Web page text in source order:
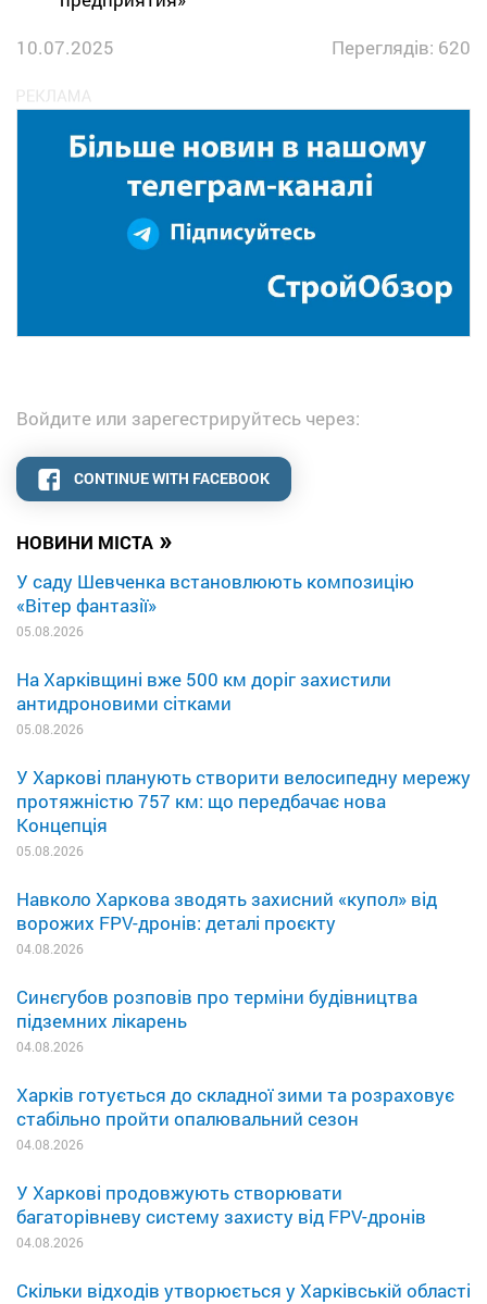
НОВИНИ МІСТА »
У саду Шевченка встановлюють композицію
«Вітер фантазії»
05.08.2026
На Харківщині вже 500 км доріг захистили
антидроновими сітками
05.08.2026
У Харкові планують створити велосипедну мережу
протяжністю 757 км: що передбачає нова
Концепція
05.08.2026
Навколо Харкова зводять захисний «купол» від
ворожих FPV-дронів: деталі проєкту
04.08.2026
Синєгубов розповів про терміни будівництва
підземних лікарень
04.08.2026
Харків готується до складної зими та розраховує
стабільно пройти опалювальний сезон
04.08.2026
У Харкові продовжують створювати
багаторівневу систему захисту від FPV-дронів
04.08.2026
Скільки відходів утворюється у Харківській області
10.07.2025
Переглядів: 620
Войдите или зарегестрируйтесь через:
CONTINUE WITH FACEBOOK